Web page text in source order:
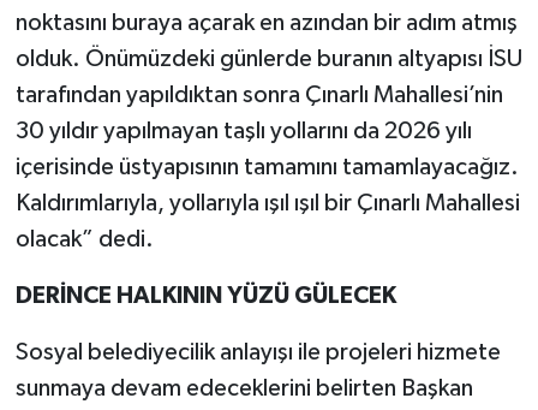
noktasını buraya açarak en azından bir adım atmış
olduk. Önümüzdeki günlerde buranın altyapısı İSU
tarafından yapıldıktan sonra Çınarlı Mahallesi’nin
30 yıldır yapılmayan taşlı yollarını da 2026 yılı
içerisinde üstyapısının tamamını tamamlayacağız.
Kaldırımlarıyla, yollarıyla ışıl ışıl bir Çınarlı Mahallesi
olacak” dedi.
DERİNCE HALKININ YÜZÜ GÜLECEK
Sosyal belediyecilik anlayışı ile projeleri hizmete
sunmaya devam edeceklerini belirten Başkan